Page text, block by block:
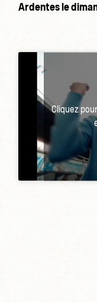
Ardentes le
Cliquez